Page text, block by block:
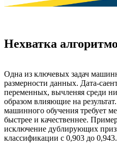
Нехватка
Одна из ключевых задач
размерности данных. Дата-
переменных, вычленяя среди
образом влияющие на
машинного обучения требует
быстрее и качественнее.
исключение дублирующих
классификации с 0,903 до 0,943.